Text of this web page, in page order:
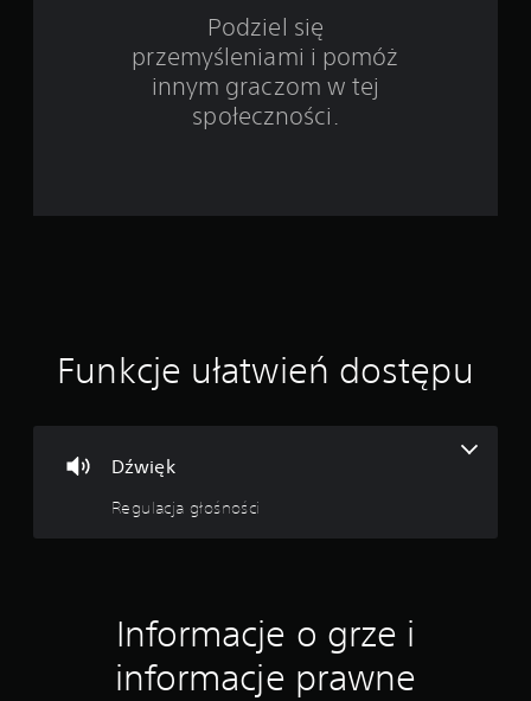
c
e
Podziel się
przemyśleniami i pomóż
innym graczom w tej
społeczności.
Funkcje ułatwień dostępu
Dźwięk
Regulacja głośności
Informacje o grze i
informacje prawne